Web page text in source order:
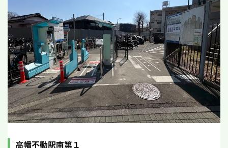
高幡不動駅南第１